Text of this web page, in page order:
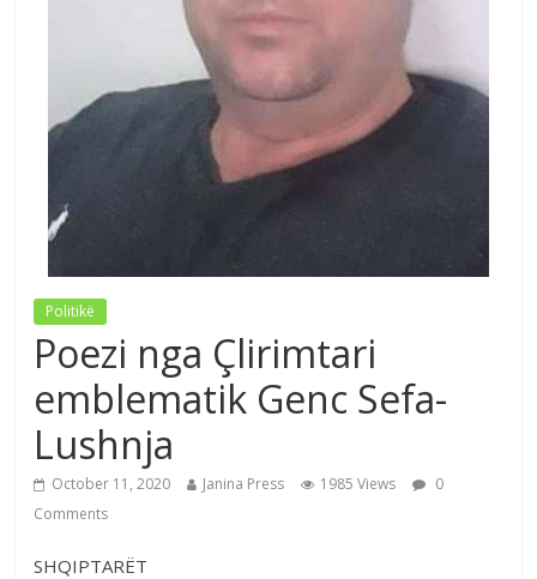
Politikë
Poezi nga Çlirimtari
emblematik Genc Sefa-
Lushnja
October 11, 2020 Janina Press 1985 Views
0
Comments
SHQIPTARËT